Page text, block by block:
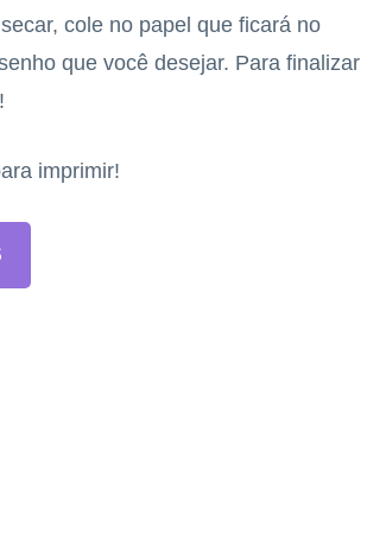
cole no papel que ficará no
que você desejar. Para finalizar
imprimir!